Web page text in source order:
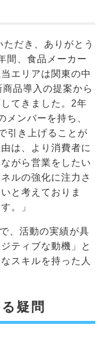
だき、ありがとう
間、食品メーカー
エリアは関東の中
品導入の提案から
てきました。2年
メンバーを持ち、
引き上げることが
は、より消費者に
がら営業をしたい
ルの強化に注力さ
と考えておりま
。」
、活動の実績が具
ティブな動機」と
スキルを持った人
疑問